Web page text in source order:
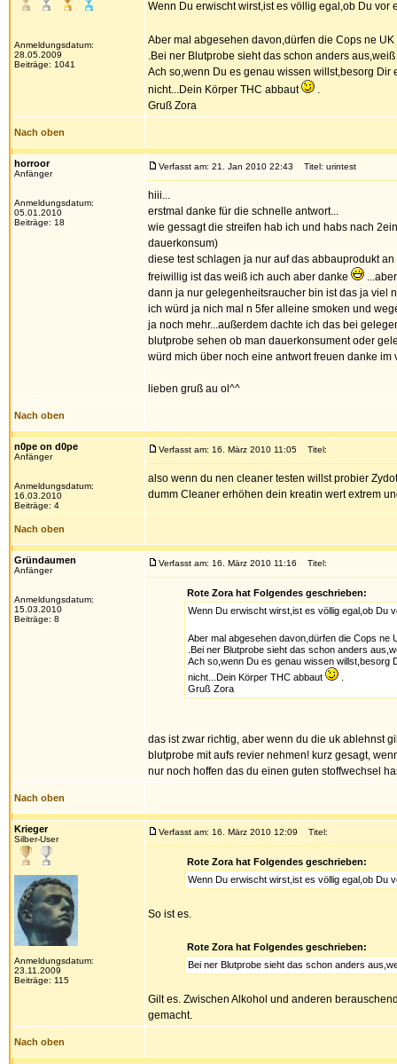
Anmeldungsdatum:
28.05.2009
Beiträge: 1041
Wenn Du erwischt wirst,ist es völlig egal,ob Du vor
Aber mal abgesehen davon,dürfen die Cops ne
.Bei ner Blutprobe sieht das schon anders
Ach so,wenn Du es genau wissen willst,besorg
nicht...Dein Körper THC abbaut
.
Gruß Zora
Nach oben
horroor
Anfänger
Anmeldungsdatum:
05.01.2010
Beiträge: 18
Verfasst am: 21. Jan 2010 22:43 Titel: urintest
hiii...
erstmal danke für die schnelle antwort...
wie gessagt die streifen hab ich und habs nach
dauerkonsum)
diese test schlagen ja nur auf das abbauprodukt
freiwillig ist das weiß ich auch aber danke
dann ja nur gelegenheitsraucher bin ist das ja viel
ich würd ja nich mal n 5fer alleine smoken und
ja noch mehr...außerdem dachte ich das bei
blutprobe sehen ob man dauerkonsument oder
würd mich über noch eine antwort freuen danke im
lieben gruß au ol^^
Nach oben
n0pe on d0pe
Anfänger
Anmeldungsdatum:
16.03.2010
Beiträge: 4
Verfasst am: 16. März 2010 11:05 Titel:
also wenn du nen cleaner testen willst probier
dumm Cleaner erhöhen dein kreatin wert extrem
Nach oben
Gründaumen
Anfänger
Anmeldungsdatum:
15.03.2010
Beiträge: 8
Verfasst am: 16. März 2010 11:16 Titel:
Rote Zora hat Folgendes geschrieben:
Wenn Du erwischt wirst,ist es völlig egal,ob Du
Aber mal abgesehen davon,dürfen die Cops ne
.Bei ner Blutprobe sieht das schon anders
Ach so,wenn Du es genau wissen willst,besorg
nicht...Dein Körper THC abbaut
Gruß Zora
das ist zwar richtig, aber wenn du die uk ablehnst
blutprobe mit aufs revier nehmen! kurz gesagt,
nur noch hoffen das du einen guten stoffwechsel
Nach oben
Krieger
Silber-User
Anmeldungsdatum:
23.11.2009
Beiträge: 115
Verfasst am: 16. März 2010 12:09 Titel:
Rote Zora hat Folgendes geschrieben:
Wenn Du erwischt wirst,ist es völlig egal,ob Du
So ist es.
Rote Zora hat Folgendes geschrieben:
Bei ner Blutprobe sieht das schon anders
Gilt es. Zwischen Alkohol und anderen
gemacht.
Nach oben